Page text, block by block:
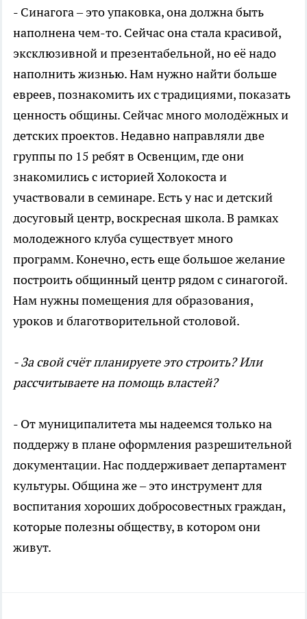
- Синагога – это упаковка, она должна быть
наполнена чем-то. Сейчас она стала красивой,
эксклюзивной и презентабельной, но её надо
наполнить жизнью. Нам нужно найти больше
евреев, познакомить их с традициями, показать
ценность общины. Сейчас много молодёжных и
детских проектов. Недавно направляли две
группы по 15 ребят в Освенцим, где они
знакомились с историей Холокоста и
участвовали в семинаре. Есть у нас и детский
досуговый центр, воскресная школа. В рамках
молодежного клуба существует много
программ. Конечно, есть еще большое желание
построить общинный центр рядом с синагогой.
Нам нужны помещения для образования,
уроков и благотворительной столовой.
- За свой счёт планируете это строить? Или
рассчитываете на помощь властей?
- От муниципалитета мы надеемся только на
поддержу в плане оформления разрешительной
документации. Нас поддерживает департамент
культуры. Община же – это инструмент для
воспитания хороших добросовестных граждан,
которые полезны обществу, в котором они
живут.